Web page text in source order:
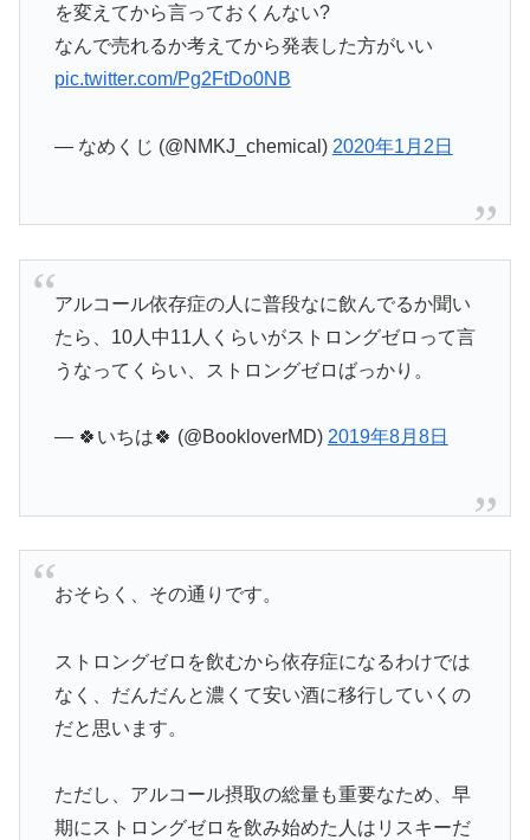
を変えてから言っておくんない?
なんで売れるか考えてから発表した方がいい
pic.twitter.com/Pg2FtDo0NB
— なめくじ (@NMKJ_chemical) 2020年1月2日
アルコール依存症の人に普段なに飲んでるか聞い
たら、10人中11人くらいがストロングゼロって言
うなってくらい、ストロングゼロばっかり。
— 🍀いちは🍀 (@BookloverMD) 2019年8月8日
おそらく、その通りです。
ストロングゼロを飲むから依存症になるわけでは
なく、だんだんと濃くて安い酒に移行していくの
だと思います。
ただし、アルコール摂取の総量も重要なため、早
期にストロングゼロを飲み始めた人はリスキーだ